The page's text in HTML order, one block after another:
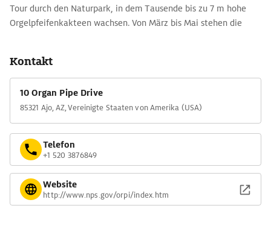
Tour durch den Naturpark, in dem Tausende bis zu 7 m hohe
Orgelpfeifenkakteen wachsen. Von März bis Mai stehen die
Zwei Panoramapisten von 34 bzw. 65 km Länge führen durch
die 1300 qkm große Wüste. Auf der längeren Runde liegt die
Oase Quitobaquito, mit ihrer Quelle ein erfrischender
Zwischenstopp.
Kontakt
10 Organ Pipe Drive
85321 Ajo, AZ, Vereinigte Staaten von Amerika (USA)
Telefon
+1 520 3876849
Website
http://www.nps.gov/orpi/index.htm